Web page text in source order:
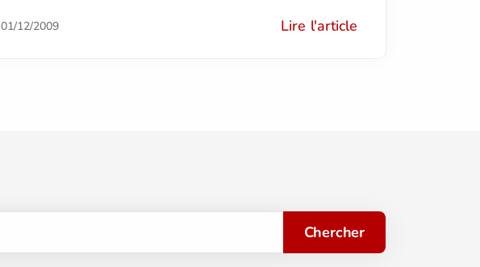
01/12/2009 Lire l'article
Chercher